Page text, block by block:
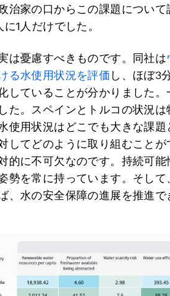
治家の口からこの課題につい
1人だけでした。
は憂慮すべきものです。同社は
る水使用状況を評価 し、ほぼ3
していることが分かりました
た。スペインとトルコの状況
使用状況はどこでも大きな課題
してどのように取り組むこと
的に不可欠なのです。持続可
勢を常に持っています。そし
、水の安全保障の進展を推進で